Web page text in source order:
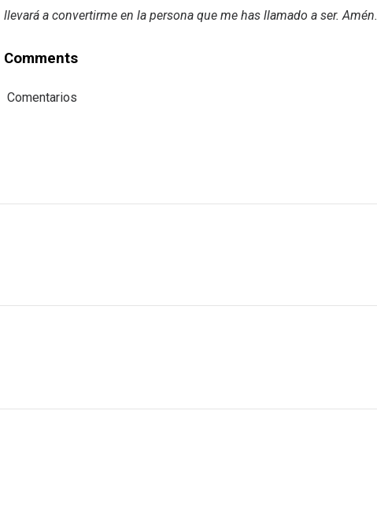
llevará a convertirme en la persona que me has llamado a ser. Amén.
Comments
Comentarios